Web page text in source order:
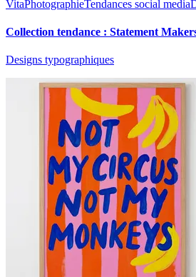
VitaPhotographieTendances social media
Collection tendance : Statement
Designs typographiques